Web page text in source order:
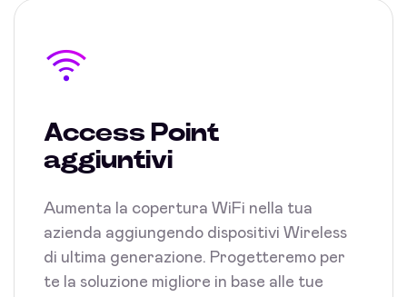
Access Point
aggiuntivi
Aumenta la copertura WiFi nella tua
azienda aggiungendo dispositivi Wireless
di ultima generazione. Progetteremo per
te la soluzione migliore in base alle tue